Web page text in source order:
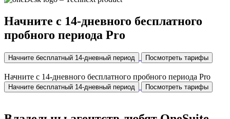
Начните с 14-дневного бесплатного
пробного периода Pro
Начните бесплатный 14-дневный период Посмотреть тарифы
Начните с 14-дневного бесплатного пробного периода Pro
Начните бесплатный 14-дневный период Посмотреть тарифы